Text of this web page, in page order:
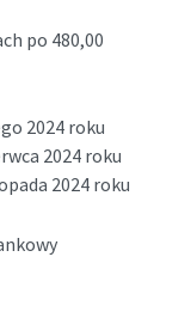
po 480,00
2024 roku
2024 roku
2024 roku